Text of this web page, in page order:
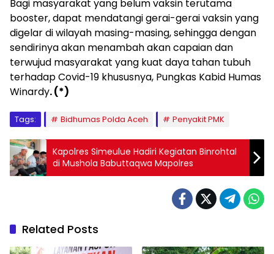
Bagi masyarakat yang belum vaksin terutama
booster, dapat mendatangi gerai-gerai vaksin yang
digelar di wilayah masing-masing, sehingga dengan
sendirinya akan menambah akan capaian dan
terwujud masyarakat yang kuat daya tahan tubuh
terhadap Covid-19 khususnya, Pungkas Kabid Humas
Winardy. (*)
Tags: Bidhumas Polda Aceh Penyakit PMK
Kapolres Simeulue Hadiri Kegiatan Binrohtal
di Mushola Babuttaqwa Mapolres
Related Posts